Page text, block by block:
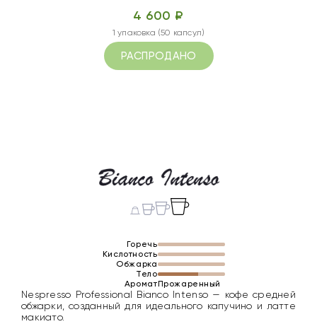
4 600 ₽
1 упаковка (50 капсул)
РАСПРОДАНО
Горечь
Кислотность
Обжарка
Тело
АроматПрожаренный
Nespresso Professional Bianco Intenso — кофе средней
обжарки, созданный для идеального капучино и латте
макиато.